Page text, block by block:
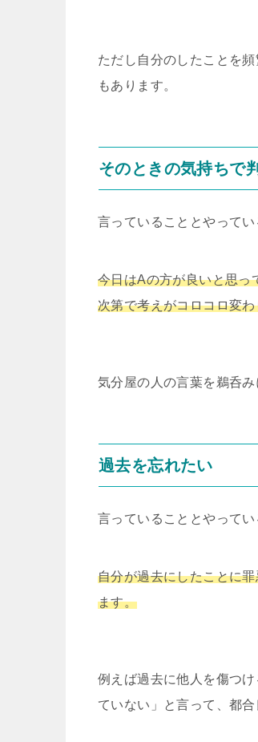
ただし自分のしたことを
もあります。
そのときの気持ちで
言っていることとやって
今日はAの方が良いと思っ
次第で考えがコロコロ変
気分屋の人の言葉を鵜呑
過去を忘れたい
言っていることとやって
自分が過去にしたことに
ます。
例えば過去に他人を傷つ
ていない」と言って、都